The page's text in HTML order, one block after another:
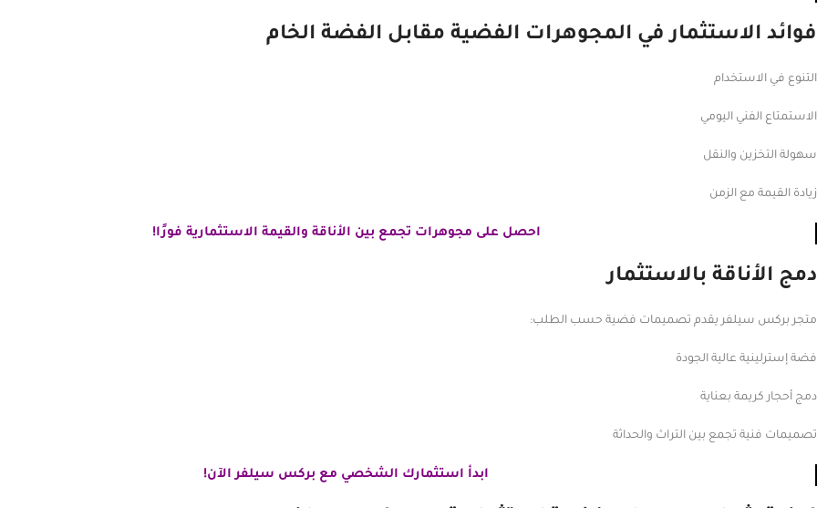
فوائد الاستثمار في المجوهرات الفضية مقابل الفضة الخام
التنوع في الاستخدام
الاستمتاع الفني اليومي
سهولة التخزين والنقل
زيادة القيمة مع الزمن
احصل على مجوهرات تجمع بين الأناقة والقيمة الاستثمارية فورًا!
دمج الأناقة بالاستثمار
متجر بركس سيلفر يقدم تصميمات فضية حسب الطلب:
فضة إسترلينية عالية الجودة
دمج أحجار كريمة بعناية
تصميمات فنية تجمع بين التراث والحداثة
ابدأ استثمارك الشخصي مع بركس سيلفر الآن!